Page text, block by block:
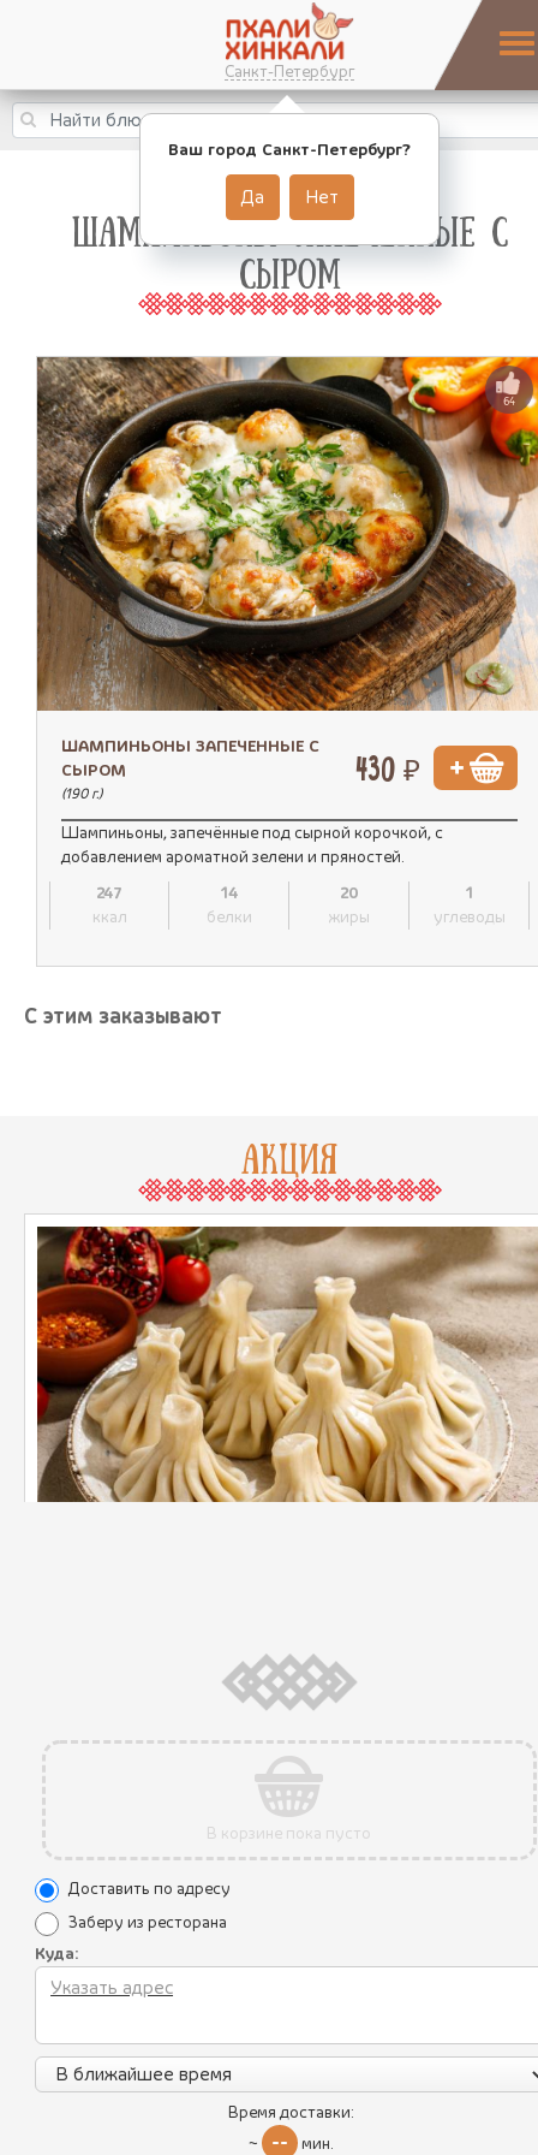
Санкт-Петербург
Ваш город Санкт-Петербург?
Да Нет
ШАМПИНЬОНЫ ЗАПЕЧЕННЫЕ С
СЫРОМ
64
ШАМПИНЬОНЫ ЗАПЕЧЕННЫЕ С
СЫРОМ
(190 г.)
430 ₽
Шампиньоны, запечённые под сырной корочкой, с
добавлением ароматной зелени и пряностей.
247
ккал
14
белки
20
жиры
1
углеводы
С этим заказывают
АКЦИЯ
КАЖДАЯ 1000-НАЯ ПОРЦИЯ
В ПОДАРОК !
ХИНКАЛИ С ГОВЯДИНОЙ И
4ШТ.
Состав:
Хинкали с сочным и пряным фаршем из свинины с
говядиной и со специями (перец чили, лук репчатый, петрушка,
кинза, соль, перец черный молотый).
ДО ПОБЕДЫ ОСТАЛОСЬ
0607
В корзине пока пусто
Доставить по адресу
Заберу из ресторана
Куда:
Время доставки:
~ -- мин.